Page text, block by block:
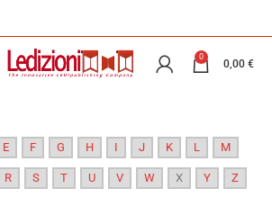
0
0,00 €
E F G H I J K L M
R S T U V W X Y Z